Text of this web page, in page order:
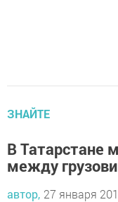
ЗНАЙТЕ
В Татарстане
между
автор, 27 января